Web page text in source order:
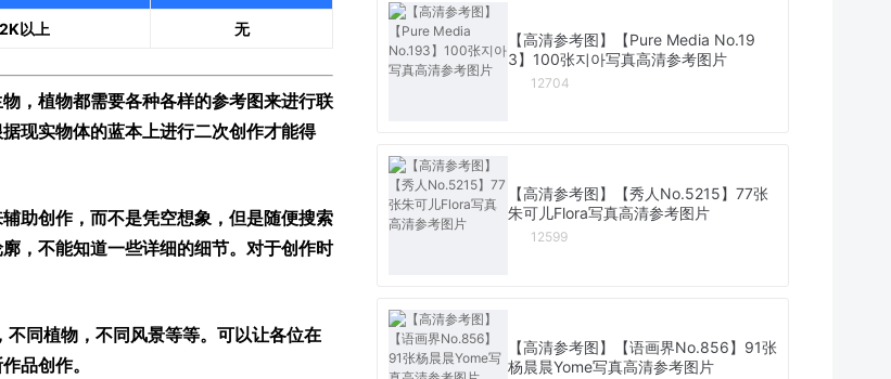
2K以上 无
，植物都需要各种各样的参考图来进行联
现实物体的蓝本上进行二次创作才能得
助创作，而不是凭空想象，但是随便搜索
，不能知道一些详细的细节。对于创作时
同植物，不同风景等等。可以让各位在
品创作。
【高清参考图】【Pure Media No.19
3】100张지아写真高清参考图片
12704
【高清参考图】【秀人No.5215】77张
朱可儿Flora写真高清参考图片
12599
【高清参考图】【语画界No.856】91张
杨晨晨Yome写真高清参考图片